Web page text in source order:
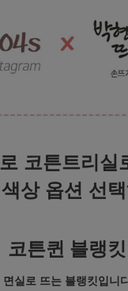
코튼트리실
상 옵션 선
코튼퀸 블랭킷
면실로 뜨는 블랭킷입니